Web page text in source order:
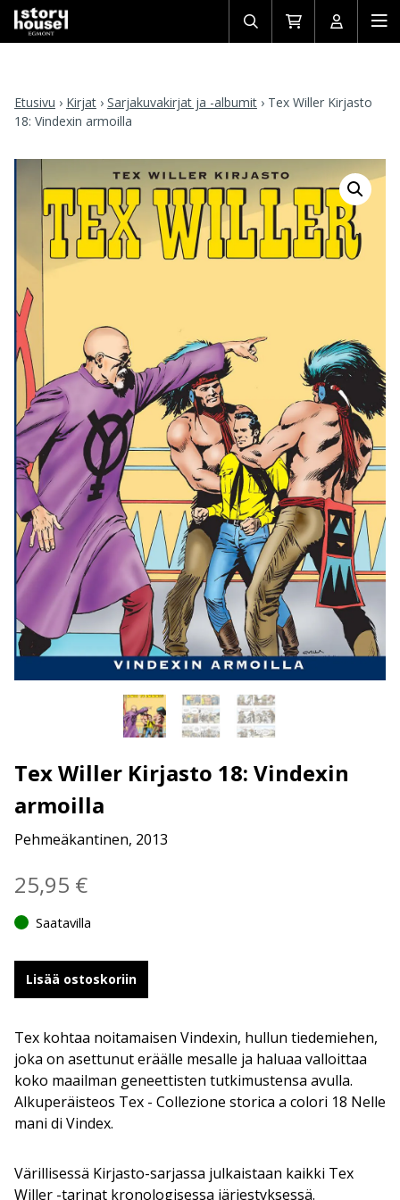
Avaa/sulje
haku
Siirry
ostoskoriin
Avaa/
Etusivu › Kirjat › Sarjakuvakirjat ja -albumit › Tex Willer Kirjasto
18: Vindexin armoilla
Tex Willer Kirjasto 18: Vindexin
armoilla
Pehmeäkantinen, 2013
25,95 €
Saatavilla
Lisää ostoskoriin
Tex kohtaa noitamaisen Vindexin, hullun tiedemiehen,
joka on asettunut eräälle mesalle ja haluaa valloittaa
koko maailman geneettisten tutkimustensa avulla.
Alkuperäisteos Tex - Collezione storica a colori 18 Nelle
mani di Vindex.
Värillisessä Kirjasto-sarjassa julkaistaan kaikki Tex
Willer -tarinat kronologisessa järjestyksessä.